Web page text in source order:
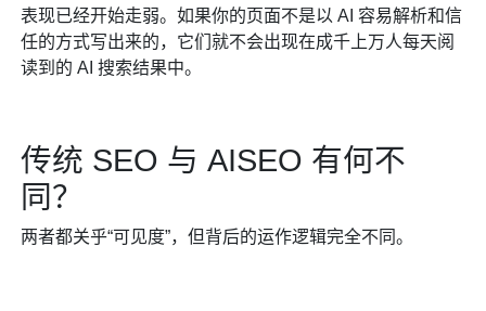
表现已经开始走弱。如果你的页面不是以 AI 容易解析和信
任的方式写出来的，它们就不会出现在成千上万人每天阅
读到的 AI 搜索结果中。
传统 SEO 与 AISEO 有何不
同？
两者都关乎“可见度”，但背后的运作逻辑完全不同。